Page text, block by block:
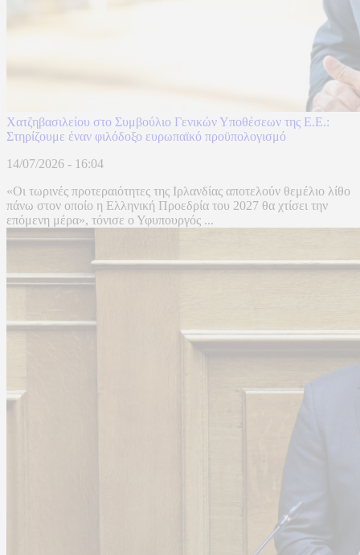
Χατζηβασιλείου στο Συμβούλιο Γενικών Υποθέσεων της Ε.Ε.:
Στηρίζουμε έναν φιλόδοξο ευρωπαϊκό προϋπολογισμό
14/07/2026 - 16:04
«Οι τωρινές προτεραιότητες της Ιρλανδίας αποτελούν θεμέλιο λίθο
πάνω στον οποίο η Ελληνική Προεδρία του 2027 θα χτίσει την
επόμενη μέρα», τόνισε ο Υφυπουργός ...